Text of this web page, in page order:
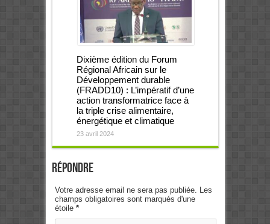
Dixième édition du Forum
Régional Africain sur le
Développement durable
(FRADD10) : L’impératif d’une
action transformatrice face à
la triple crise alimentaire,
énergétique et climatique
23 avril 2024
Répondre
Votre adresse email ne sera pas publiée. Les
champs obligatoires sont marqués d'une
étoile *